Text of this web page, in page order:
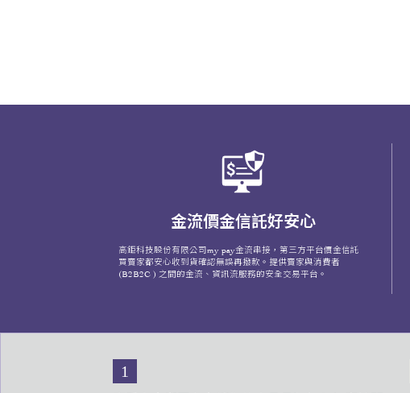
金流價金信託好安心
高鉅科技股份有限公司my pay金流串接，第三方平台價金信託
買賣家都安心收到貨確認無誤再撥款。提供賣家與消費者
(B2B2C ) 之間的金流、資訊流服務的安全交易平台。
1